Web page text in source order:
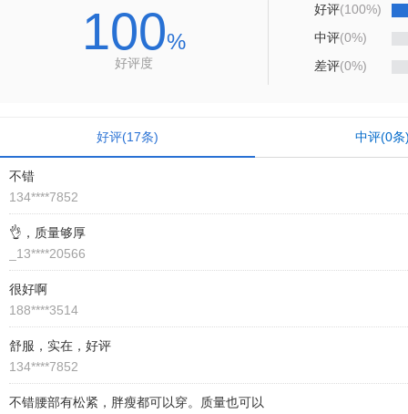
100%
好评度
好评(100%)
中评(0%)
差评(0%)
好评(17条) 中评(0条
不错
134****7852
👌，质量够厚
_13****20566
很好啊
188****3514
舒服，实在，好评
134****7852
不错腰部有松紧，胖瘦都可以穿。质量也可以